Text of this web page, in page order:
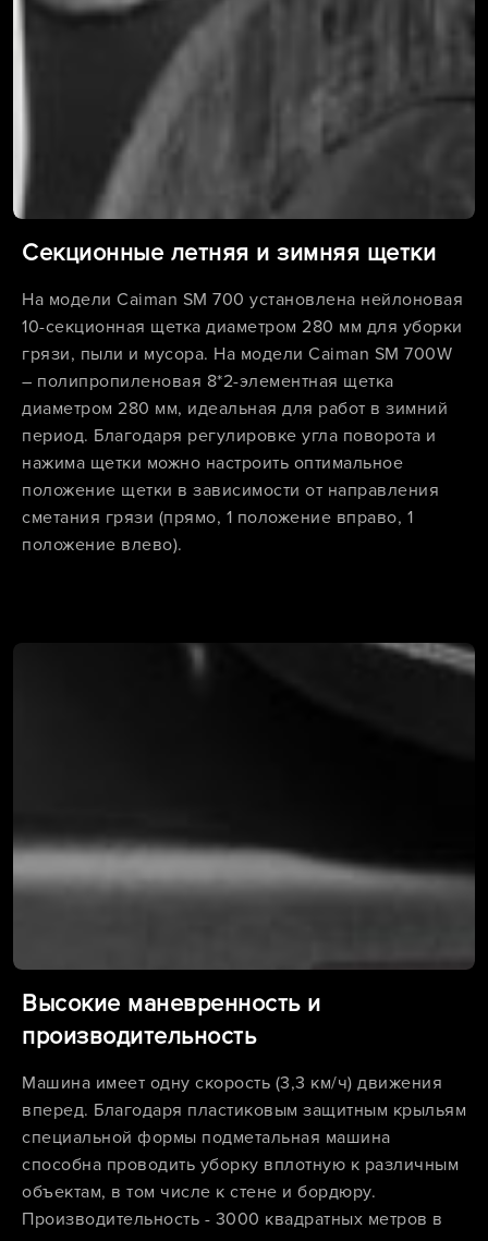
Секционные летняя и зимняя щетки
На модели Caiman SM 700 установлена нейлоновая
10-секционная щетка диаметром 280 мм для уборки
грязи, пыли и мусора. На модели Caiman SM 700W
– полипропиленовая 8*2-элементная щетка
диаметром 280 мм, идеальная для работ в зимний
период. Благодаря регулировке угла поворота и
нажима щетки можно настроить оптимальное
положение щетки в зависимости от направления
сметания грязи (прямо, 1 положение вправо, 1
положение влево).
Высокие маневренность и
производительность
Машина имеет одну скорость (3,3 км/ч) движения
вперед. Благодаря пластиковым защитным крыльям
специальной формы подметальная машина
способна проводить уборку вплотную к различным
объектам, в том числе к стене и бордюру.
Производительность - 3000 квадратных метров в